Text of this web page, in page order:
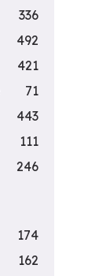
336
492
421
71
443
111
246
174
162